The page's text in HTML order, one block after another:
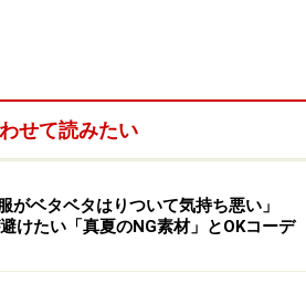
せて読みたい
がベタベタはりついて気持ち悪い」
けたい「真夏のNG素材」とOKコーデ